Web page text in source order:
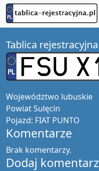
Tablica rejestracyjna
Województwo lubuskie
PowiatSulęcin
Pojazd: FIAT PUNTO
Komentarze
Brak komentarzy.
Dodaj komentarz